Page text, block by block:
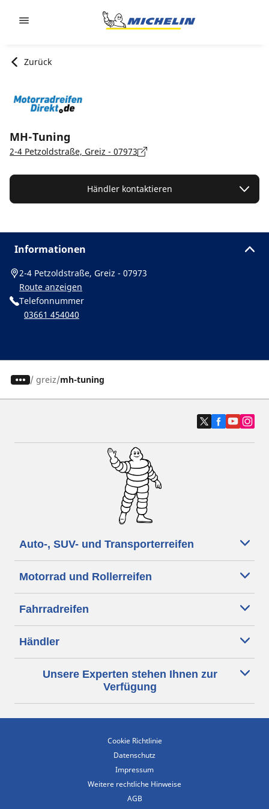
Zurück
MH-Tuning
2-4 Petzoldstraße, Greiz - 07973
Händler kontaktieren
Informationen
2-4 Petzoldstraße, Greiz - 07973
Route anzeigen
Telefonnummer
03661 454040
/ greiz mh-tuning
Auto-, SUV- und Transporterreifen
Motorrad und Rollerreifen
Fahrradreifen
Händler
Unsere Experten stehen Ihnen zur
Verfügung
Cookie Richtlinie
Datenschutz
Impressum
Weitere rechtliche Hinweise
AGB